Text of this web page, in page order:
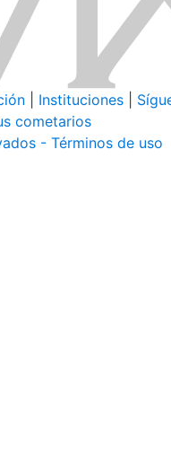
Instituciones
cometarios
- Términos de uso